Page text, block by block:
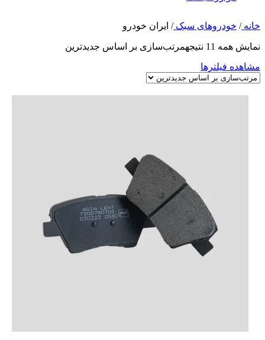
خانه/ خودروهای سبک/ ایران خودرو
نمایش همه 11 نتیجه
مرتب‌سازی بر اساس جدیدترین
مشاهده فیلترها